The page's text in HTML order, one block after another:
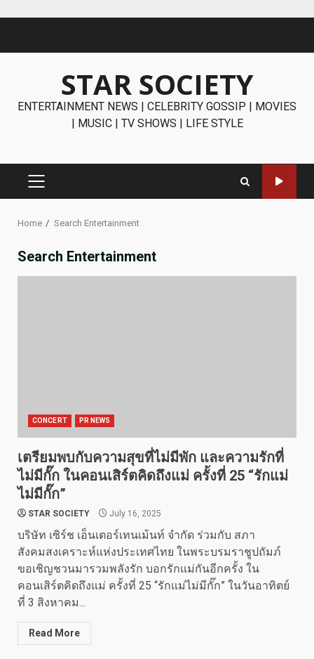
STAR SOCIETY
ENTERTAINMENT NEWS | CELEBRITY GOSSIP | MOVIES
| MUSIC | TV SHOWS | LIFE STYLE
PRIMARY
Home Search Entertainment
Search Entertainment
CONCERT PR NEWS
เตรียมพบกับความสุขที่ไม่มีพัก และความรักที่
ไม่มีกั๊ก ในคอนเสิร์ตคิดถึงแม่ ครั้งที่ 25 “รักแม่
ไม่มีกั๊ก”
STAR SOCIETY July 16, 2025
บริษัท เซิร์ช เอ็นเตอร์เทนเม้นท์ จํากัด ร่วมกับ สภา
สังคมสงเคราะห์แห่งประเทศไทย ในพระบรมราชูปถัมภ์
ขอเชิญชวนมารวมพลังรัก บอกรักแม่กันอีกครั้ง ใน
คอนเสิร์ตคิดถึงแม่ ครั้งที่ 25 “รักแม่ไม่มีกั๊ก” ในวันอาทิตย์
ที่ 3 สิงหาคม...
Read More